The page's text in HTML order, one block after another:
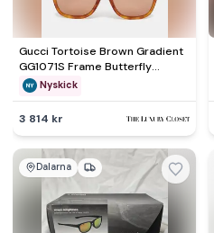
Gucci Tortoise Brown Gradient
GG1071S Frame Butterfly
Sunglasses
Nyskick
3 814 kr
Dalarna